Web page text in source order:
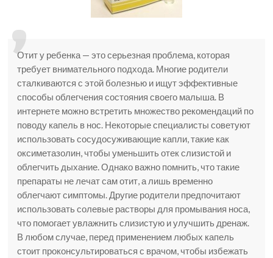
Отит у ребенка — это серьезная проблема, которая
требует внимательного подхода. Многие родители
сталкиваются с этой болезнью и ищут эффективные
способы облегчения состояния своего малыша. В
интернете можно встретить множество рекомендаций по
поводу капель в нос. Некоторые специалисты советуют
использовать сосудосуживающие капли, такие как
оксиметазолин, чтобы уменьшить отек слизистой и
облегчить дыхание. Однако важно помнить, что такие
препараты не лечат сам отит, а лишь временно
облегчают симптомы. Другие родители предпочитают
использовать солевые растворы для промывания носа,
что помогает увлажнить слизистую и улучшить дренаж.
В любом случае, перед применением любых капель
стоит проконсультироваться с врачом, чтобы избежать